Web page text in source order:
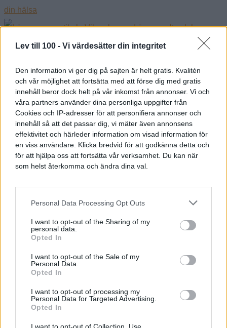
Lev till 100 - Vi värdesätter din integritet
Den information vi ger dig på sajten är helt gratis. Kvalitén
och vår möjlighet att fortsätta med att förse dig med gratis
innehåll beror dock helt på vår inkomst från annonser. Vi och
våra partners använder dina personliga uppgifter från
Cookies och IP-adresser för att personifiera annonser och
innehåll så att det passar dig, vi mäter även annonsens
effektivitet och härleder information om visad information för
en viss användare. Klicka bredvid för att godkänna detta och
för att hjälpa oss att fortsätta vår verksamhet. Du kan när
som helst återkomma och ändra dina val.
Personal Data Processing Opt Outs
I want to opt-out of the Sharing of my
personal data.
Opted In
I want to opt-out of the Sale of my
Personal Data.
Opted In
I want to opt-out of processing my
Personal Data for Targeted Advertising.
Opted In
din hälsa
Vilopuls – vad är normalt och hur
påverkar man sin vilopuls?
Inläggsförfattare:Jonny Rosengren
Inläggskategori:Hälsa
Kommentarer på inlägget:0 kommentarer
hälsosamt och att du har lägre risk att drabbas av sjukdom
Fortsätt läsaVilopuls – vad är normalt och hur påverkar man
sin vilopuls?